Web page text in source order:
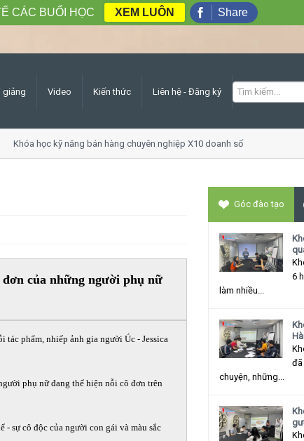
giảng Video Kiến thức Liên hệ - Đăng ký
Khóa học kỹ năng bán hàng chuyên nghiệp X10 doanh số
đơn của những người phụ nữ
tác phẩm, nhiếp ảnh gia người Úc - Jessica
phụ nữ đang thể hiện nỗi cô đơn trên
sự cô độc của người con gái và màu sắc
Góc đào tạo
6
làm nhiều...
đã
chuyện, những...
CÁC BUỔI HỌC XEM LUÔN Share